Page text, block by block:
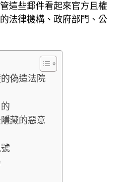
這些郵件看起來官方且權
法律機構、政府部門、公
偽造法院
藏的惡意